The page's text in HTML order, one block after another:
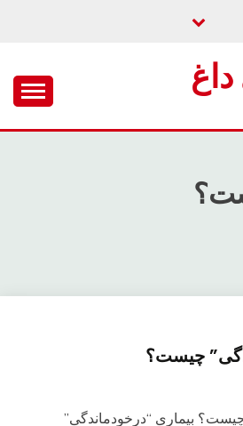
چیست؟
بیماری “درخودماندگی”